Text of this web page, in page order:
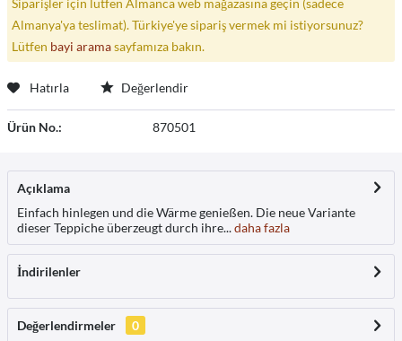
Almanya'ya teslimat). Türkiye'ye sipariş vermek mi istiyorsunuz?
Lütfen bayi aramasayfamıza bakın.
Hatırla Değerlendir
Ürün No.: 870501
Açıklama
Einfach hinlegen und die Wärme genießen. Die neue Variante
dieser Teppiche überzeugt durch ihre...daha fazla
İndirilenler
Değerlendirmeler
0